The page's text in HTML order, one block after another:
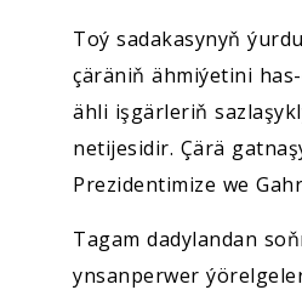
Toý sadakasynyň
çäräniň ähmiýetini
ähli işgärleriň
netijesidir. Çärä
Prezidentimize we
Tagam dadylandan
ynsanperwer